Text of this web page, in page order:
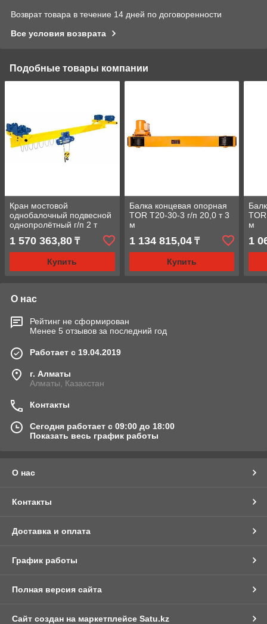
Возврат товара в течение 14 дней по договоренности
Все условия возврата
Подобные товары компании
Кран мостовой
однобалочный подвесной
однопролётный г/п 2 т
1 570 363,80 ₸
Купить
Балка концевая опорная
TOR T20-30-3 г/п 20,0 т 3
м
1 134 815,04₸
Купить
м
1
О нас
Рейтинг не сформирован
Менее 5 отзывов за последний год
Работает с 19.04.2019
г. Алматы
Алматы, Казахстан
Контакты
Сегодня работает с 09:00 до 18:00
Показать весь график работы
О нас
Контакты
Доставка и оплата
График работы
Полная версия сайта
Сайт создан на маркетплейсе Satu.kz